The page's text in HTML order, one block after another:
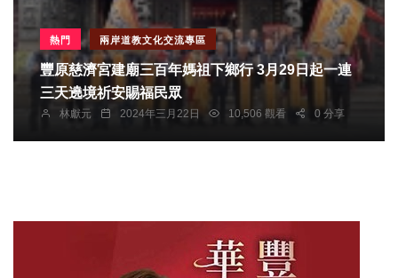
熱門 兩岸道教文化交流專區
豐原慈濟宮建廟三百年媽祖下鄉行 3月29日起一連
三天遶境祈安賜福民眾
林獻元 2024年三月22日 10,506 觀看 0 分享